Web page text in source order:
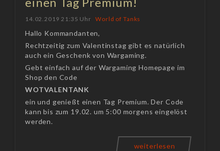
14.02.2019 21:35 Uhr World of Tanks
Hallo Kommandanten,
Rechtzeitig zum Valentinstag gibt es natürlich
auch ein Geschenk von Wargaming.
Gebt einfach auf der Wargaming Homepage im
Shop den Code
WOTVALENTANK
ein und genießt einen Tag Premium. Der Code
kann bis zum 19.02. um 5:00 morgens eingelöst
werden.
weiterlesen